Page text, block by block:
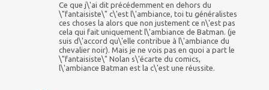
Ce que j\'ai dit précédemment en dehors du
\"fantaisiste\" c\'est l\'ambiance, toi tu généralistes
ces choses la alors que non justement ce n\'est pas
cela qui fait uniquement l\'ambiance de Batman. (je
suis d\'accord qu\'elle contribue à l\'ambiance du
chevalier noir). Mais je ne vois pas en quoi a part le
\"fantaisiste\" Nolan s\'écarte du comics,
l\'ambiance Batman est la c\'est une réussite.